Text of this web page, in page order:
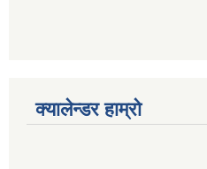
क्यालेन्डर हाम्रो